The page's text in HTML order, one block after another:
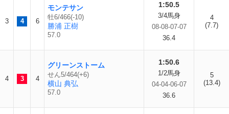
3 4 6
モンテサン
牡6/466(-10)
勝浦 正樹
57.0
1:50.5
3/4馬身
08-08-07-07
36.4
4
(7.7)
4 3 4
グリーンストーム
せん5/464(+6)
横山 典弘
57.0
1:50.6
1/2馬身
04-04-06-07
36.6
5
(13.4)